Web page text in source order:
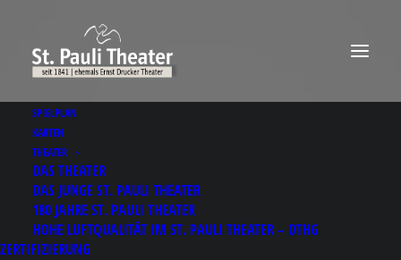
SPIELPLAN
KARTEN
THEATER
DAS THEATER
DAS JUNGE ST. PAULI THEATER
180 JAHRE ST. PAULI THEATER
HOHE LUFTQUALITÄT IM ST. PAULI THEATER – DTHG
ZERTIFIZIERUNG